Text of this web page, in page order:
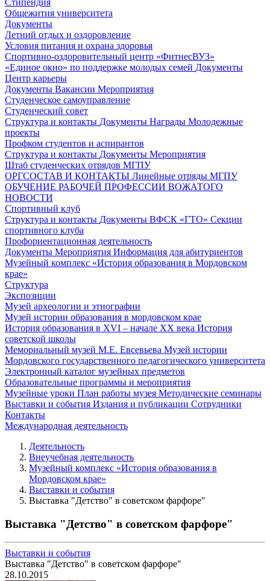
Общежития университета
Документы
Летний отдых и оздоровление
Условия питания и охрана здоровья
Спортивно-оздоровительный центр «ФитнесВУЗ»
«Единое окно» по поддержке молодых семей Документы
Центр карьеры
Документы Вакансии Мероприятия
Студенческое самоуправление
Студенческий совет
Структура и контакты Документы Награды Молодежные
проекты
Профком студентов и аспирантов
Структура и контакты Документы Мероприятия
Штаб студенческих отрядов МГПУ
ОРГСОСТАВ И КОНТАКТЫ Линейные отряды МГПУ
ОБУЧЕНИЕ РАБОЧЕЙ ПРОФЕССИИ ВОЖАТОГО
НОВОСТИ
Спортивный клуб
Структура и контакты Документы ВФСК «ГТО» Секции
спортивного клуба
Профориентационная деятельность
Документы Мероприятия Информация для абитуриентов
Музейный комплекс «История образования в Мордовском
крае»
Структура
Экспозиции
Музей археологии и этнографии
Музей истории образования в мордовском крае
История образования в XVI – начале XX века История
советской школы
Мемориальный музей М.Е. Евсевьева Музей истории
Мордовского государственного педагогического университета
Электронный каталог музейных предметов
Образовательные программы и мероприятия
Музейные уроки План работы музея Методические семинары
Выставки и события Издания и публикации Сотрудники
Контакты
Международная деятельность
Деятельность
Внеучебная деятельность
Музейный комплекс «История образования в
Мордовском крае»
Выставки и события
Выставка "Детство" в советском фарфоре"
Выставка "Детство" в советском фарфоре"
Выставки и события
Выставка "Детство" в советском фарфоре"
28.10.2015